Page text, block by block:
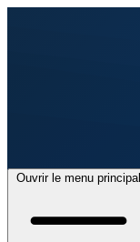
Ouvrir le menu principal